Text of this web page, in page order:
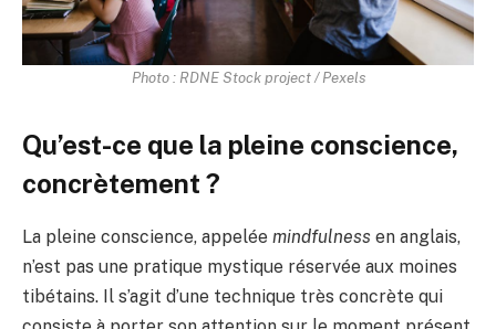
Photo : RDNE Stock project / Pexels
Qu’est-ce que la pleine conscience,
concrètement ?
La pleine conscience, appelée mindfulness en anglais,
n’est pas une pratique mystique réservée aux moines
tibétains. Il s’agit d’une technique très concrète qui